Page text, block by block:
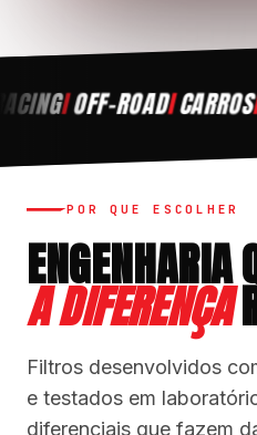
/OFF-ROAD/CARROS/
POR QUE ESCOLHER
ENGENHARIA
A DIFERENÇA
Filtros desenvolvidos
e testados em
diferenciais que fazem